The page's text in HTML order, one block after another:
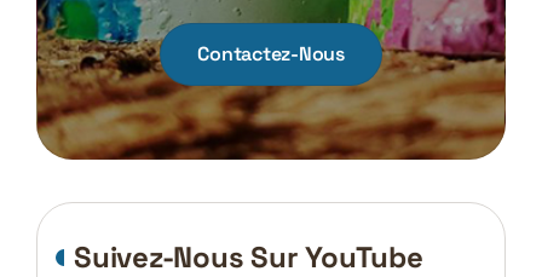
Contactez-Nous
Suivez-Nous Sur YouTube